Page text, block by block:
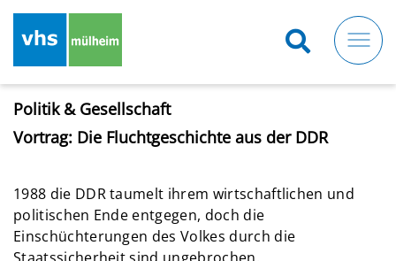
Politik & Gesellschaft
Vortrag: Die Fluchtgeschichte aus der DDR
1988 die DDR taumelt ihrem wirtschaftlichen und
politischen Ende entgegen, doch die
Einschüchterungen des Volkes durch die